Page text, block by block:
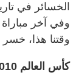
وفي آخر
وقتنا هذا، خسر 1 / 4 أمام منتخب الأرجنتين.
كأس العالم 2010: البرتغال على كوريا الشمالية 7-0